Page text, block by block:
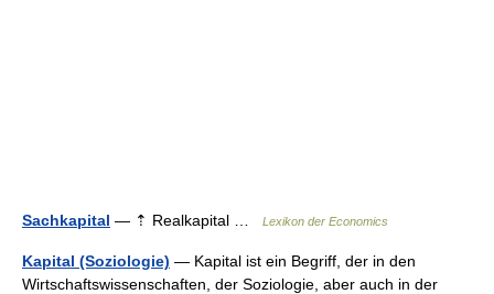
Sachkapital — ⇡ Realkapital … Lexikon der Economics
Kapital (Soziologie) — Kapital ist ein Begriff, der in den
Wirtschaftswissenschaften, der Soziologie, aber auch in der